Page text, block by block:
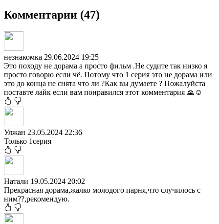
Комментарии (47)
незнакомка 29.06.2024 19:25
Это походу не дорама а просто фильм .Не судите так низко я
просто говорю если чё. Потому что 1 серия это не дорама или
это до конца не снята что ли ?Как вы думаете ? Пожалуйста
поставте лайк если вам понравился этот комментария 🙏☺️
Улжан 23.05.2024 22:36
Только 1серия
Натали 19.05.2024 20:02
Прекрасная дорама,жалко молодого парня,что случилось с
ним??,рекомендую.